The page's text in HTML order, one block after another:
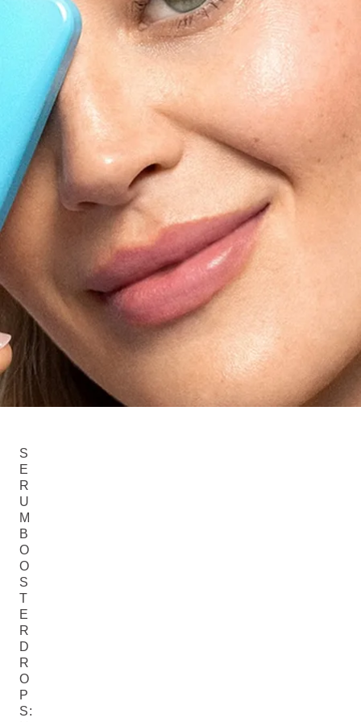
S
E
R
U
M
B
O
O
S
T
E
R
D
R
O
P
S: